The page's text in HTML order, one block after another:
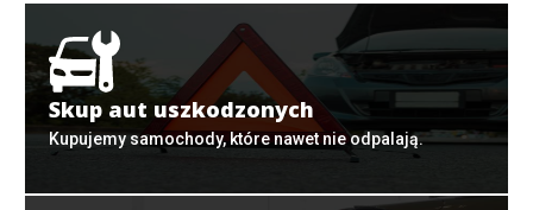
Skup aut uszkodzonych
Kupujemy samochody, które nawet nie odpalają.